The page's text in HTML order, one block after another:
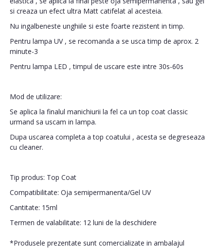
si creaza un efect ultra Matt catifelat al acesteia.
Nu ingalbeneste unghiile si este foarte rezistent in timp.
Pentru lampa UV , se recomanda a se usca timp de aprox. 2
minute-3
Pentru lampa LED , timpul de uscare este intre 30s-60s
Mod de utilizare:
Se aplica la finalul manichiurii la fel ca un top coat classic
urmand sa uscam in lampa.
Dupa uscarea completa a top coatului , acesta se degreseaza
cu cleaner.
Tip produs: Top Coat
Compatibilitate: Oja semipermanenta/Gel UV
Cantitate: 15ml
Termen de valabilitate: 12 luni de la deschidere
*Produsele prezentate sunt comercializate in ambalajul